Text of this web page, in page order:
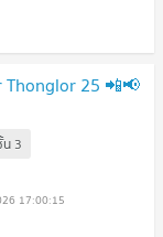
25 📲📢
น 3
17:00:15